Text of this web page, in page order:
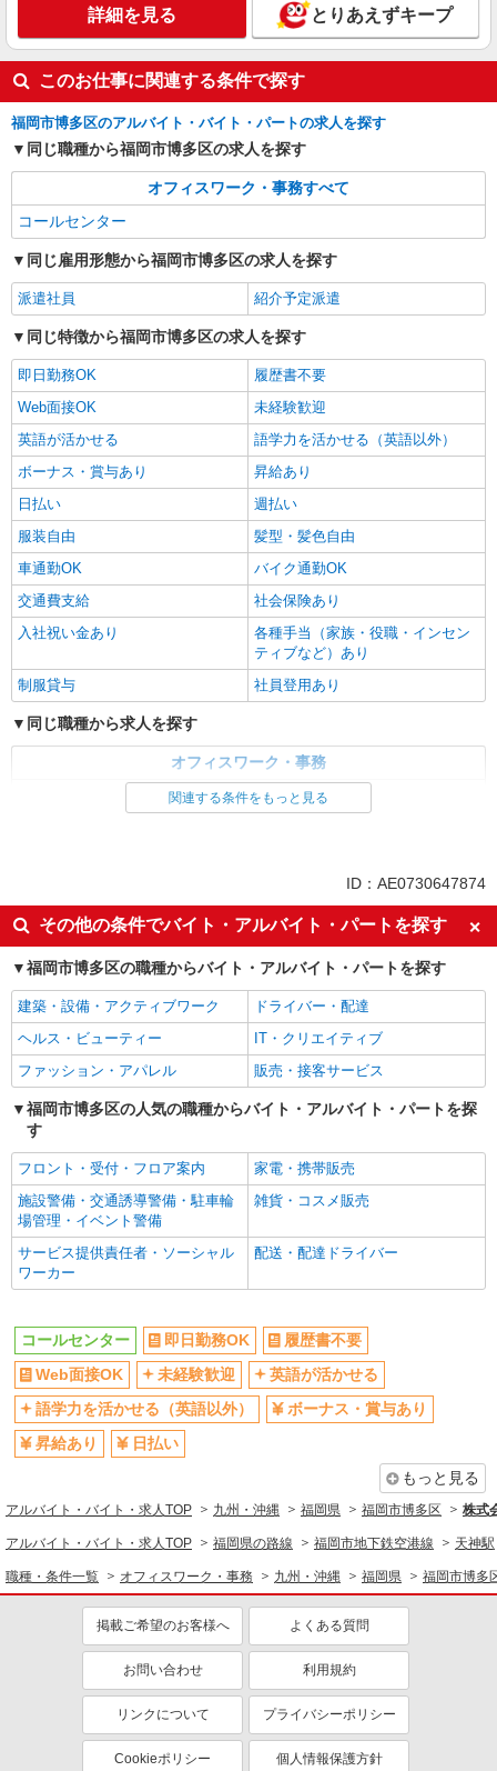
詳細を見る とりあえずキープ
このお仕事に関連する条件で探す
福岡市博多区のアルバイト・バイト・パートの求人を探す
同じ職種から福岡市博多区の求人を探す
オフィスワーク・事務すべて
コールセンター
同じ雇用形態から福岡市博多区の求人を探す
派遣社員 紹介予定派遣
同じ特徴から福岡市博多区の求人を探す
即日勤務OK
履歴書不要
Web面接OK
未経験歓迎
英語が活かせる
語学力を活かせる（英語以外）
ボーナス・賞与あり
昇給あり
日払い
週払い
服装自由
髪型・髪色自由
車通勤OK
バイク通勤OK
交通費支給
社会保険あり
入社祝い金あり
各種手当（家族・役職・インセン
ティブなど）あり
制服貸与
社員登用あり
同じ職種から求人を探す
オフィスワーク・事務
ボーナス・賞与あり
日払い
服装自由
車通勤OK
交通費支給
社会保険あり
社員登用あり
関連する条件をもっと見る
ID：AE0730647874
その他の条件でバイト・アルバイト・パートを探す
福岡市博多区の職種からバイト・アルバイト・パートを探す
建築・設備・アクティブワーク
ドライバー・配達
ヘルス・ビューティー
IT・クリエイティブ
ファッション・アパレル
販売・接客サービス
福岡市博多区の人気の職種からバイト・アルバイト・パートを探
す
フロント・受付・フロア案内
家電・携帯販売
施設警備・交通誘導警備・駐車輪
場管理・イベント警備
雑貨・コスメ販売
サービス提供責任者・ソーシャル
ワーカー
配送・配達ドライバー
コールセンター 即日勤務OK
履歴書不要
Web面接OK
未経験歓迎
英語が活かせる
語学力を活かせる（英語以外）
ボーナス・賞与あり
昇給あり
日払い
もっと見る
アルバイト・バイト・求人TOP 九州・沖縄 福岡県 福岡市博多区 株式
アルバイト・バイト・求人TOP 福岡県の路線 福岡市地下鉄空港線 天神駅
職種・条件一覧 オフィスワーク・事務 九州・沖縄 福岡県 福岡市博多
掲載ご希望のお客様へ よくある質問
お問い合わせ 利用規約
リンクについて プライバシーポリシー
Cookieポリシー 個人情報保護方針